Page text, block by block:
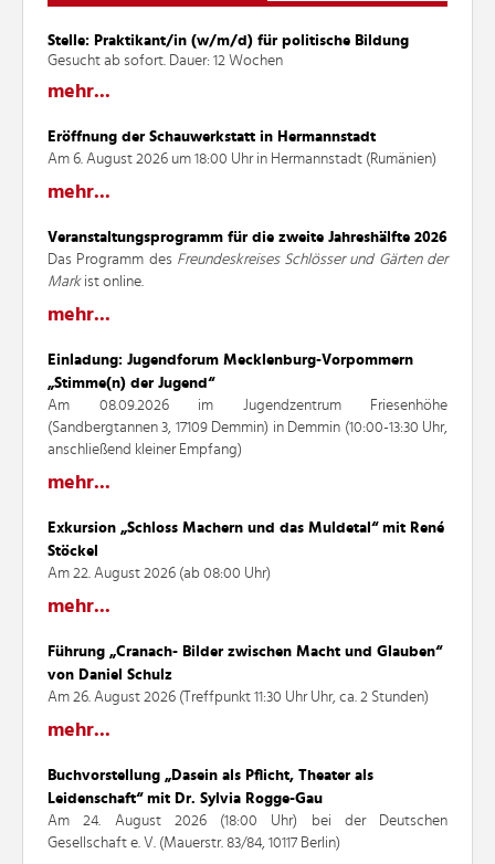
Stelle: Praktikant/in (w/m/d) für politische Bildung
Gesucht ab sofort. Dauer: 12 Wochen
mehr...
Eröffnung der Schauwerkstatt in Hermannstadt
Am 6. August 2026 um 18:00 Uhr in Hermannstadt (Rumänien)
mehr...
Veranstaltungsprogramm für die zweite Jahreshälfte 2026
Das Programm des Freundeskreises Schlösser und Gärten der
Markist online.
mehr...
Einladung: Jugendforum Mecklenburg-Vorpommern
„Stimme(n) der Jugend“
Am 08.09.2026 im Jugendzentrum Friesenhöhe
(Sandbergtannen 3, 17109 Demmin) in Demmin (10:00-13:30 Uhr,
anschließend kleiner Empfang)
mehr...
Exkursion „Schloss Machern und das Muldetal“ mit René
Stöckel
Am 22. August 2026 (ab 08:00 Uhr)
mehr...
Führung „Cranach- Bilder zwischen Macht und Glauben“
von Daniel Schulz
Am 26. August 2026 (Treffpunkt 11:30 Uhr Uhr, ca. 2 Stunden)
mehr...
Buchvorstellung „Dasein als Pflicht, Theater als
Leidenschaft“ mit Dr. Sylvia Rogge-Gau
Am 24. August 2026 (18:00 Uhr) bei der Deutschen
Gesellschaft e. V. (Mauerstr. 83/84, 10117 Berlin)